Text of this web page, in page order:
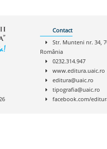
Contact
Str. Munteni nr. 34,
România
0232.314.947
www.editura.uaic.ro
editura@uaic.ro
tipografia@uaic.ro
facebook.com/